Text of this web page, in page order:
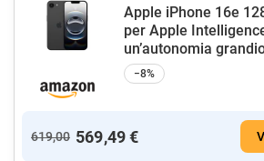
Apple iPhone 16e
per Apple
un’autonomia
−8%
619,00 569,49 €